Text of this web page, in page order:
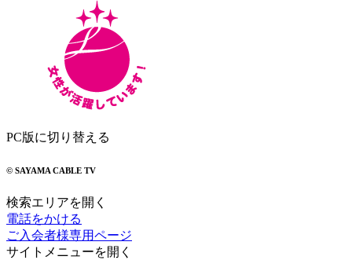
PC版に切り替える
© SAYAMA CABLE TV
検索エリアを開く
電話をかける
ご入会者様専用ページ
サイトメニューを開く